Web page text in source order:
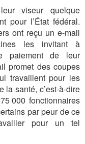
viseur quelque
pour l’État fédéral.
ont reçu un e-mail
les invitant à
paiement de leur
promet des coupes
travaillent pour les
la santé, c’est-à-dire
000 fonctionnaires
par peur de ce
pour un tel